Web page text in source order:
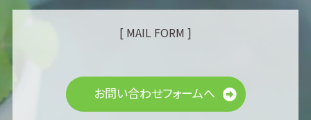
[ MAIL FORM ]
お問い合わせフォームへ